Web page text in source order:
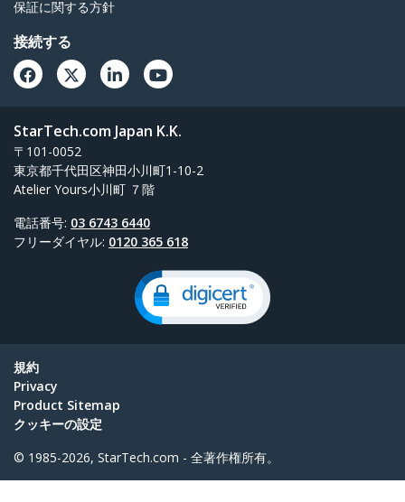
保証に関する方針
接続する
StarTech.com Japan K.K.
〒101-0052
東京都千代田区神田小川町1-10-2
Atelier Yours小川町 ７階
電話番号: 03 6743 6440
フリーダイヤル: 0120 365 618
規約
Privacy
Product Sitemap
クッキーの設定
© 1985-2026, StarTech.com - 全著作権所有。